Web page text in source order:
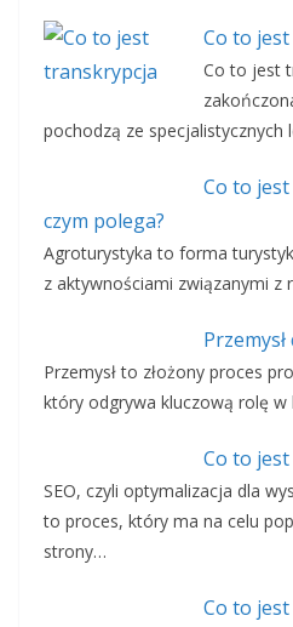
Co to
Co to jest
pochodzą ze specjalistycznych
Co to
czym polega?
Agroturystyka to forma
z aktywnościami związanymi z
Przemysł to złożony proces
który odgrywa kluczową rolę
Co to jest
SEO, czyli optymalizacja dla
to proces, który ma na celu
strony…
Co to